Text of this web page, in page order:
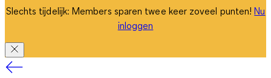
Slechts tijdelijk: Members sparen twee keer zoveel punten!Nu
inloggen